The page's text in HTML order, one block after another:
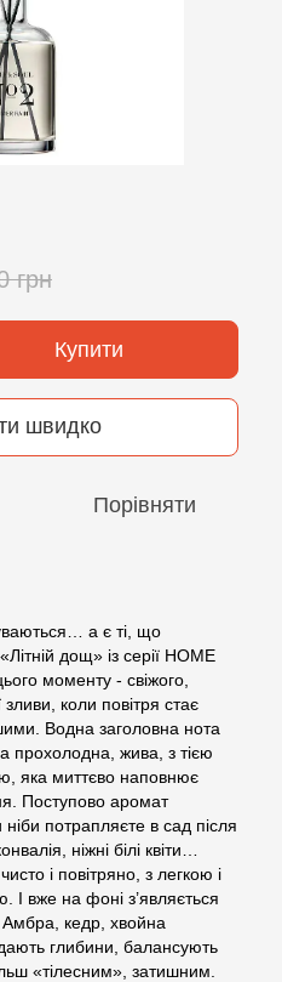
грн
Купити
швидко
Порівняти
а є ті, що
дощ» із серії HOME
моменту - свіжого,
зливи, коли повітря стає
Водна заголовна нота
прохолодна, жива, з тією
яка миттєво наповнює
Поступово аромат
потрапляєте в сад після
ніжні білі квіти…
і повітряно, з легкою і
І вже на фоні з’являється
Амбра, кедр, хвойна
глибини, балансують
«тілесним», затишним.